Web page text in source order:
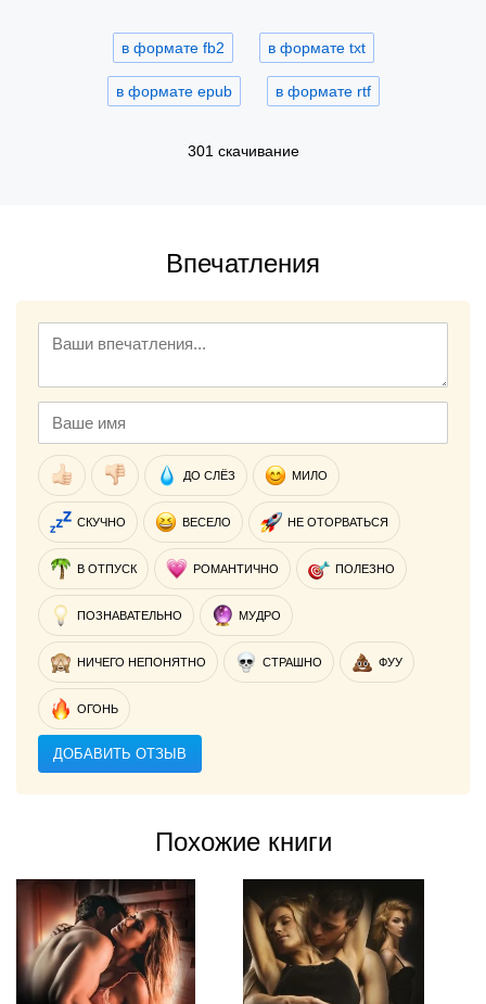
в формате fb2 в формате txt
в формате epub в формате rtf
301 скачивание
Впечатления
ДО СЛЁЗ МИЛО
СКУЧНО ВЕСЕЛО НЕ ОТОРВАТЬСЯ
В ОТПУСК РОМАНТИЧНО ПОЛЕЗНО
ПОЗНАВАТЕЛЬНО МУДРО
НИЧЕГО НЕПОНЯТНО СТРАШНО ФУУ
ОГОНЬ
ДОБАВИТЬ ОТЗЫВ
Похожие книги